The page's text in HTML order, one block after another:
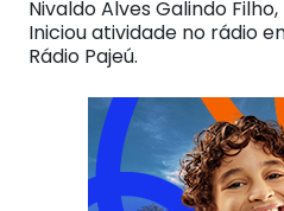
Nivaldo Alves Galindo
Iniciou atividade no rádio
Rádio Pajeú.